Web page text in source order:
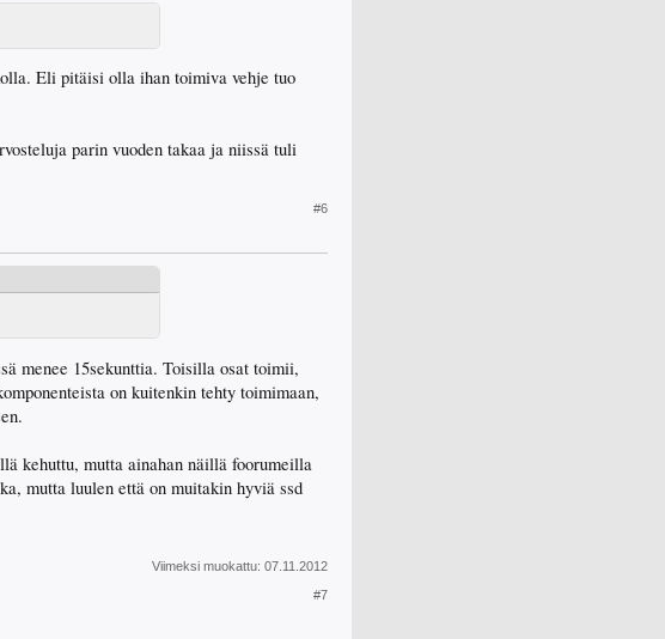
Eli pitäisi olla ihan toimiva vehje tuo
parin vuoden takaa ja niissä tuli
#6
menee 15sekunttia. Toisilla osat toimii,
on kuitenkin tehty toimimaan,
kehuttu, mutta ainahan näillä foorumeilla
mutta luulen että on muitakin hyviä ssd
Viimeksi muokattu: 07.11.2012
#7